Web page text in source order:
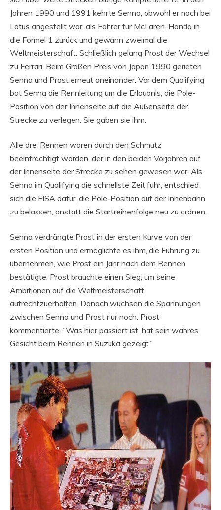
Jahren 1990 und 1991 kehrte Senna, obwohl er noch bei
Lotus angestellt war, als Fahrer für McLaren-Honda in
die Formel 1 zurück und gewann zweimal die
Weltmeisterschaft. Schließlich gelang Prost der Wechsel
zu Ferrari. Beim Großen Preis von Japan 1990 gerieten
Senna und Prost erneut aneinander. Vor dem Qualifying
bat Senna die Rennleitung um die Erlaubnis, die Pole-
Position von der Innenseite auf die Außenseite der
Strecke zu verlegen. Sie gaben sie ihm.
Alle drei Rennen waren durch den Schmutz
beeinträchtigt worden, der in den beiden Vorjahren auf
der Innenseite der Strecke zu sehen gewesen war. Als
Senna im Qualifying die schnellste Zeit fuhr, entschied
sich die FISA dafür, die Pole-Position auf der Innenbahn
zu belassen, anstatt die Startreihenfolge neu zu ordnen.
Senna verdrängte Prost in der ersten Kurve von der
ersten Position und ermöglichte es ihm, die Führung zu
übernehmen, wie Prost ein Jahr nach dem Rennen
bestätigte. Prost brauchte einen Sieg, um seine
Ambitionen auf die Weltmeisterschaft
aufrechtzuerhalten. Danach wuchsen die Spannungen
zwischen Senna und Prost nur noch. Prost
kommentierte: “Was hier passiert ist, hat sein wahres
Gesicht beim Rennen in Suzuka gezeigt.”